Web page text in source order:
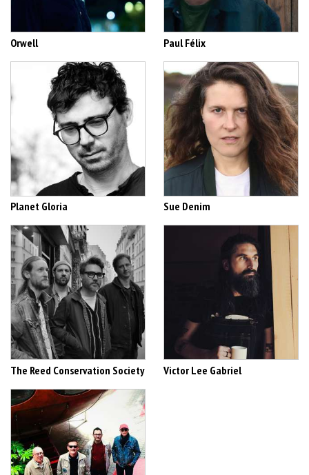
Orwell Paul Félix
Planet Gloria Sue Denim
The Reed Conservation Society Victor Lee Gabriel